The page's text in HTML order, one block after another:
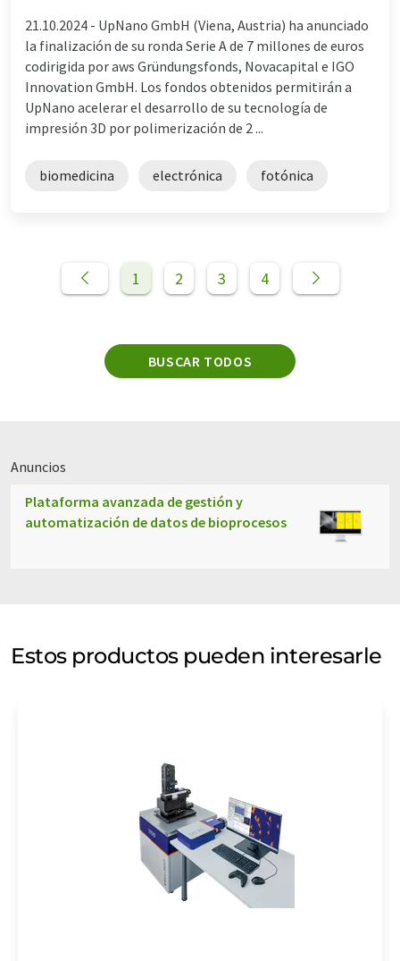
21.10.2024 - UpNano GmbH (Viena, Austria) ha anunciado
la finalización de su ronda Serie A de 7 millones de euros
codirigida por aws Gründungsfonds, Novacapital e IGO
Innovation GmbH. Los fondos obtenidos permitirán a
UpNano acelerar el desarrollo de su tecnología de
impresión 3D por polimerización de 2 ...
biomedicina electrónica fotónica
1 2 3 4
BUSCAR TODOS
Anuncios
Plataforma avanzada de gestión y
automatización de datos de bioprocesos
Estos productos pueden interesarle